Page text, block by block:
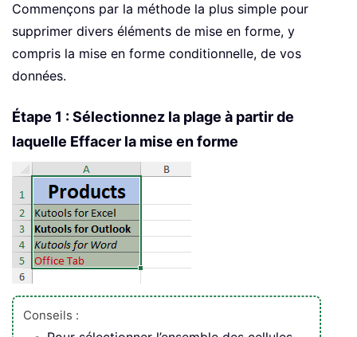
Commençons par la méthode la plus simple pour
supprimer divers éléments de mise en forme, y
compris la mise en forme conditionnelle, de vos
données.
Étape 1 : Sélectionnez la plage à partir de
laquelle Effacer la mise en forme
Conseils :